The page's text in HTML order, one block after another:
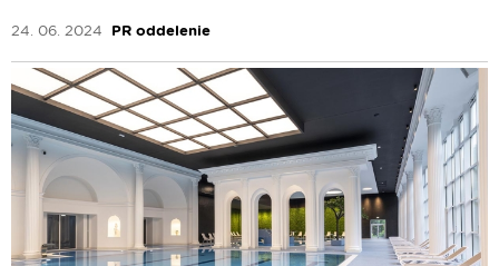
24. 06. 2024 PR oddelenie